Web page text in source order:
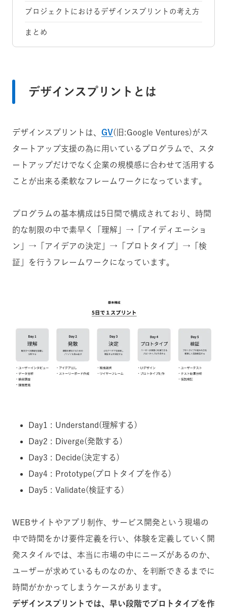
プロジェクトにおけるデザインスプリントの考え方
まとめ
デザインスプリントとは
デザインスプリントは、 GV(旧:Google Ventures)がス
タートアップ支援の為に用いているプログラムで、スタ
ートアップだけでなく企業の規模感に合わせて活用する
ことが出来る柔軟なフレームワークになっています。
プログラムの基本構成は5日間で構成されており、時間
的な制限の中で素早く「理解」→「アイディエーショ
ン」→「アイデアの決定」→「プロトタイプ」→「検
証」を行うフレームワークになっています。
Day1 : Understand(理解する)
Day2 : Diverge(発散する)
Day3 : Decide(決定する)
Day4 : Prototype(プロトタイプを作る)
Day5 : Validate(検証する)
WEBサイトやアプリ制作、サービス開発という現場の
中で時間をかけ要件定義を行い、体験を定義していく開
発スタイルでは、本当に市場の中にニーズがあるのか、
ユーザーが求めているものなのか、を判断できるまでに
時間がかかってしまうケースがあります。
デザインスプリントでは、早い段階でプロトタイプを作